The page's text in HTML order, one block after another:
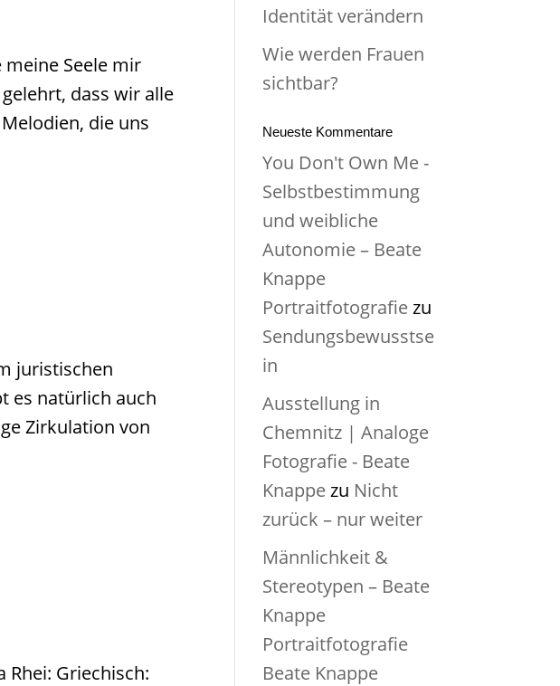
Seele mir
dass wir alle
die uns
juristischen
es natürlich auch
Zirkulation von
Griechisch:
Identität verändern
Wie werden Frauen
sichtbar?
Neueste Kommentare
You Don't Own Me -
Selbstbestimmung
und weibliche
Autonomie – Beate
Knappe
Portraitfotografiezu
Sendungsbewusstse
in
Ausstellung in
Chemnitz | Analoge
Fotografie - Beate
Knappezu Nicht
zurück – nur weiter
Männlichkeit &
Stereotypen – Beate
Knappe
Portraitfotografie
Beate Knappe